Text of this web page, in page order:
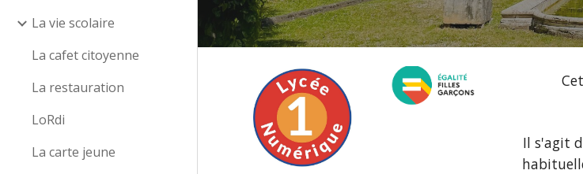
La vie scolaire
La cafet citoyenne
La restauration
LoRdi
La carte jeune
Il s'agit